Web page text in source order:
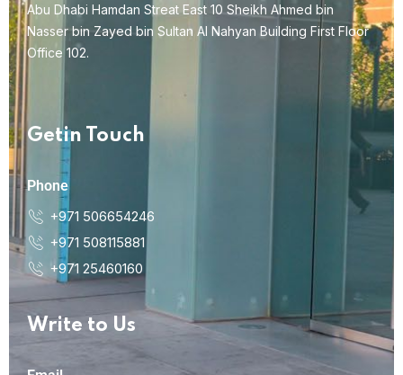
Abu Dhabi Hamdan Streat East 10 Sheikh Ahmed bin
Nasser bin Zayed bin Sultan Al Nahyan Building First Floor
Office 102.
Getin Touch
Phone
+971 506654246
+971 508115881
+971 25460160
Write to Us